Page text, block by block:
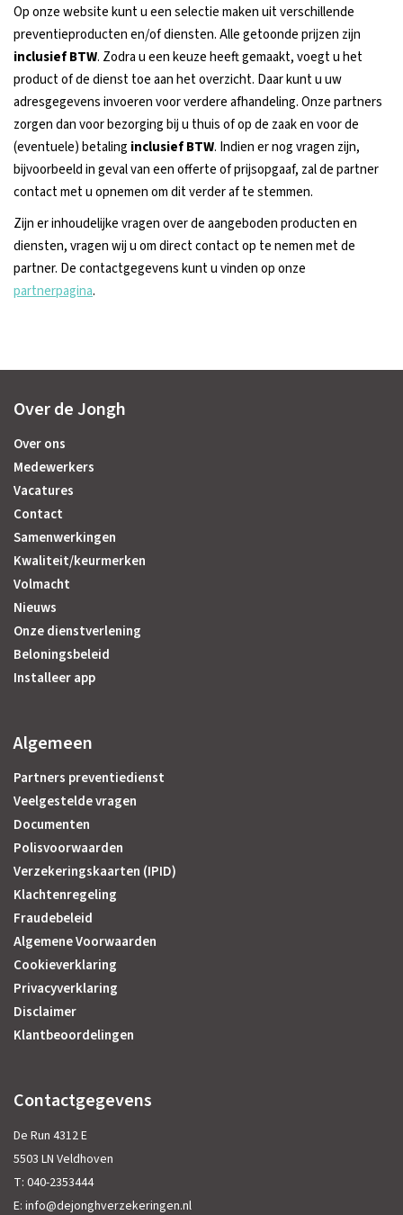
Op onze website kunt u een selectie maken uit verschillende
preventieproducten en/of diensten. Alle getoonde prijzen zijn
inclusief BTW. Zodra u een keuze heeft gemaakt, voegt u het
product of de dienst toe aan het overzicht. Daar kunt u uw
adresgegevens invoeren voor verdere afhandeling. Onze partners
zorgen dan voor bezorging bij u thuis of op de zaak en voor de
(eventuele) betaling inclusief BTW. Indien er nog vragen zijn,
bijvoorbeeld in geval van een offerte of prijsopgaaf, zal de partner
contact met u opnemen om dit verder af te stemmen.
Zijn er inhoudelijke vragen over de aangeboden producten en
diensten, vragen wij u om direct contact op te nemen met de
partner. De contactgegevens kunt u vinden op onze
partnerpagina.
Over de Jongh
Over ons
Medewerkers
Vacatures
Contact
Samenwerkingen
Kwaliteit/keurmerken
Volmacht
Nieuws
Onze dienstverlening
Beloningsbeleid
Installeer app
Algemeen
Partners preventiedienst
Veelgestelde vragen
Documenten
Polisvoorwaarden
Verzekeringskaarten (IPID)
Klachtenregeling
Fraudebeleid
Algemene Voorwaarden
Cookieverklaring
Privacyverklaring
Disclaimer
Klantbeoordelingen
Contactgegevens
De Run 4312 E
5503 LN Veldhoven
T: 040-2353444
E: info@dejonghverzekeringen.nl